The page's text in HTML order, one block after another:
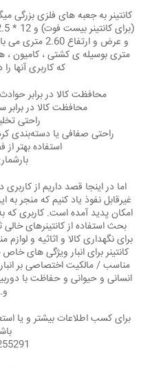
متری بوسیله ی کشتی ، کامیون ،
که کاربری آنها را
محافظت کالا در برابر
محافظت کالا در
راحتی
راحتی صفافی یا دسته‌بندی
استفاده بهتر
اما در اینجا قصد داریم از
غیرقابل نفوذ یاد کنیم که منجر
امکان پدید آمده است. کاربری که
بحث استفاده از کانتینرهای
برای نگهداری کالا و اثاثیه و
کانتینر برای انبار ویژگی های
مناسب / مالکیت اختصاصی بر
برای کسب اطلاعات بیشتر و یا